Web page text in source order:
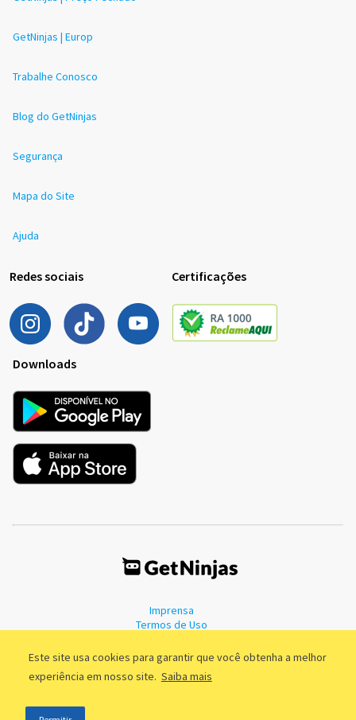
Este site usa cookies para garantir que você obtenha a melhor
experiência em nosso site. Saiba mais
GetNinjas | Europ
Trabalhe Conosco
Blog do GetNinjas
Segurança
Mapa do Site
Ajuda
Redes sociais Certificações
Downloads
Imprensa
Termos de Uso
©2011 - 2026, GetNinjas LTDA. CNPJ 55.744.877/0001-89 - Rua Dr.